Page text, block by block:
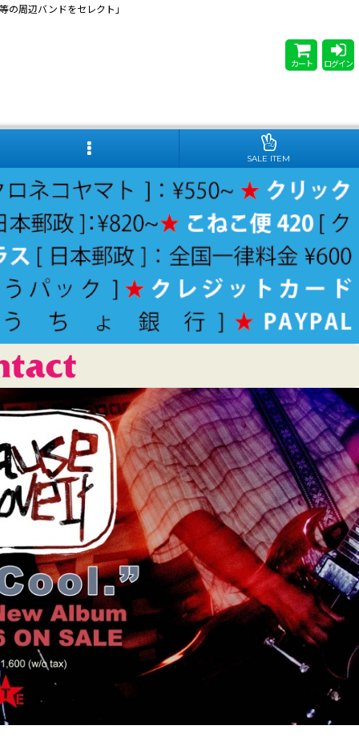
周辺バンドをセレクト」
カート ログイン
SALE ITEM